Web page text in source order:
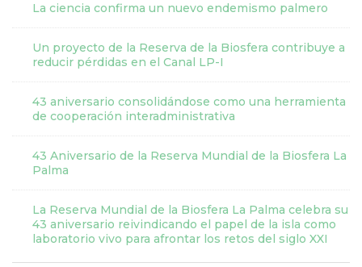
La ciencia confirma un nuevo endemismo palmero
Un proyecto de la Reserva de la Biosfera contribuye a
reducir pérdidas en el Canal LP-I
43 aniversario consolidándose como una herramienta
de cooperación interadministrativa
43 Aniversario de la Reserva Mundial de la Biosfera La
Palma
La Reserva Mundial de la Biosfera La Palma celebra su
43 aniversario reivindicando el papel de la isla como
laboratorio vivo para afrontar los retos del siglo XXI